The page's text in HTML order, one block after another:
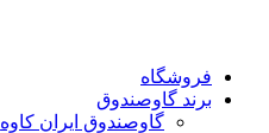
فروشگاه
برند گاوصندوق
گاوصندوق ایران کاوه